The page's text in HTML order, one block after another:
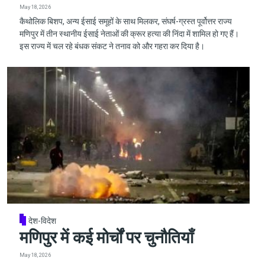
May 18, 2026
कैथोलिक बिशप, अन्य ईसाई समूहों के साथ मिलकर, संघर्ष-ग्रस्त पूर्वोत्तर राज्य
मणिपुर में तीन स्थानीय ईसाई नेताओं की क्रूर हत्या की निंदा में शामिल हो गए हैं।
इस राज्य में चल रहे बंधक संकट ने तनाव को और गहरा कर दिया है।
देश-विदेश
मणिपुर में कई मोर्चों पर चुनौतियाँ
May 18, 2026